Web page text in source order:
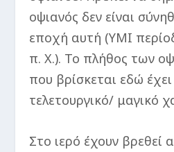
οψιανός δεν είναι
εποχή αυτή (ΥΜΙ
π. Χ.). Το πλήθος των
που βρίσκεται εδώ
τελετουργικό/ μαγικό
Στο ιερό έχουν